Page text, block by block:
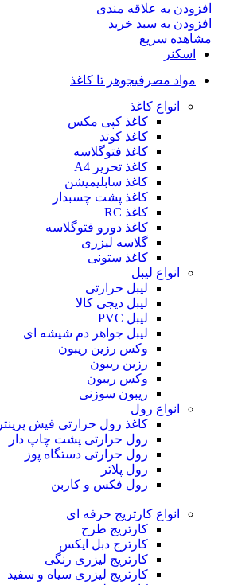
افزودن به علاقه مندی
افزودن به سبد خرید
مشاهده سریع
اسکنر
مواد مصرفیجوهر تا کاغذ
انواع کاغذ
کاغذ کپی مکس
کاغذ کوتد
کاغذ فتوگلاسه
کاغذ تحریر A4
کاغذ سابلیمیشن
کاغذ پشت چسبدار
کاغذ RC
کاغذ دورو فتوگلاسه
گلاسه لیزری
کاغذ ستونی
انواع لیبل
لیبل حرارتی
لیبل دیجی کالا
لیبل PVC
لیبل جواهر دم شیشه ای
وکس رزین ریبون
رزین ریبون
وکس ریبون
ریبون سوزنی
انواع رول
کاغذ رول حرارتی فیش پرینتر
رول حرارتی پشت چاپ دار
رول حرارتی دستگاه پوز
رول پلاتر
رول فکس و کاربن
انواع کارتریج حرفه ای
کارتریج طرح
کارترج دبل ایکس
کارتریج لیزری رنگی
کارتریج لیزری سیاه و سفید